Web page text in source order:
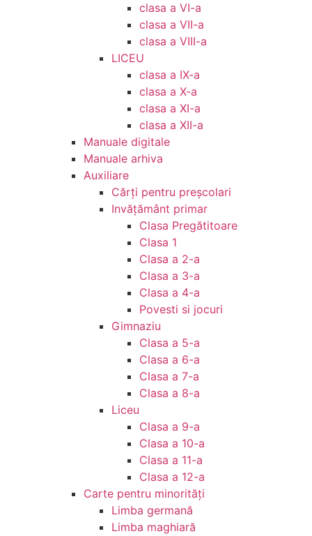
clasa a VI-a
clasa a VII-a
clasa a VIII-a
LICEU
clasa a IX-a
clasa a X-a
clasa a XI-a
clasa a XII-a
Manuale digitale
Manuale arhiva
Auxiliare
Cărţi pentru preşcolari
Invățământ primar
Clasa Pregătitoare
Clasa 1
Clasa a 2-a
Clasa a 3-a
Clasa a 4-a
Povesti si jocuri
Gimnaziu
Clasa a 5-a
Clasa a 6-a
Clasa a 7-a
Clasa a 8-a
Liceu
Clasa a 9-a
Clasa a 10-a
Clasa a 11-a
Clasa a 12-a
Carte pentru minorităţi
Limba germană
Limba maghiară